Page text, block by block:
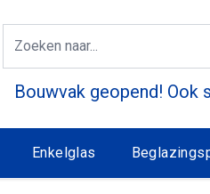
Bouwvak geopend! Ook
Enkelglas